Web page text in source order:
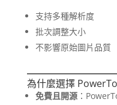
支持多種解析度
批次調整大小
不影響原始圖片品質
為什麼選擇
免費且開源：